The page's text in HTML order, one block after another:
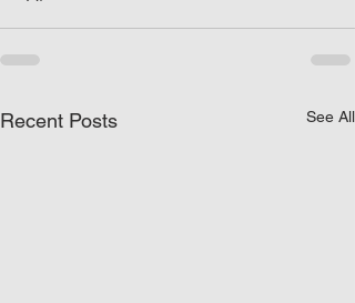
Recent Posts See All